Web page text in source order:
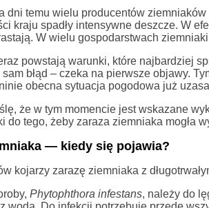
dni temu wielu producentów
kraju spadły intensywne deszcze. W
W wielu gospodarstwach
powstają warunki, które najbardziej
sam błąd – czeka na pierwsze objawy.
obecna sytuacja pogodowa już
że w tym momencie jest wskazane
do tego, żeby zaraza ziemniaka mogła
— kiedy się pojawia?
kojarzy zarazę ziemniaka z
Phytophthora infestans, należy do